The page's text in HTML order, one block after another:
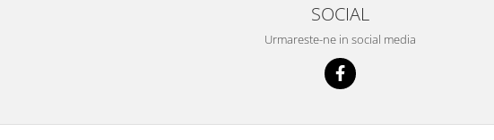
SOCIAL
Urmareste-ne in social media